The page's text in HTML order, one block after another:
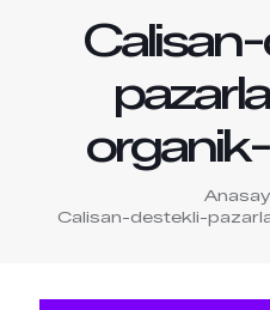
Calisan-destekli-